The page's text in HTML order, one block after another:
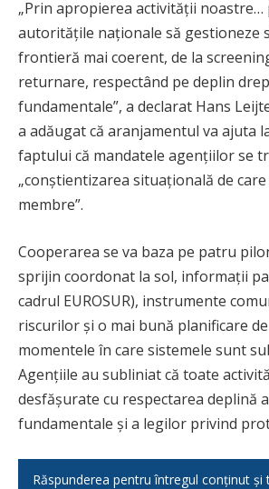
„Prin apropierea activității noastre…
autoritățile naționale să gestioneze
frontieră mai coerent, de la
returnare, respectând pe deplin
fundamentale”, a declarat Hans
a adăugat că aranjamentul va ajuta
faptului că mandatele agențiilor se
„conștientizarea situațională de
membre”.
Cooperarea se va baza pe patru
sprijin coordonat la sol, informații
cadrul EUROSUR), instrumente
riscurilor și o mai bună planificare
momentele în care sistemele sunt
Agențiile au subliniat că toate
desfășurate cu respectarea deplină
fundamentale și a legilor privind
Răspunderea pentru întregul conținut și